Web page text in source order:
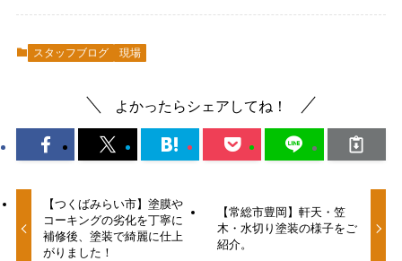
スタッフブログ 現場
よかったらシェアしてね！
【つくばみらい市】塗膜や
コーキングの劣化を丁寧に
補修後、塗装で綺麗に仕上
がりました！
【常総市豊岡】軒天・笠
木・水切り塗装の様子をご
紹介。